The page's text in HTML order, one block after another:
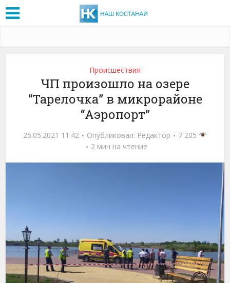
Проиcшествия
ЧП произошло на озере
“Тарелочка” в микрорайоне
“Аэропорт”
25.05.2021 11:42 Опубликовал: Редактор
7 205
2 мин на чтение